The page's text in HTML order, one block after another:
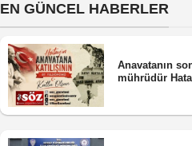
EN GÜNCEL HABERLER
Anavatanın
mührüdür